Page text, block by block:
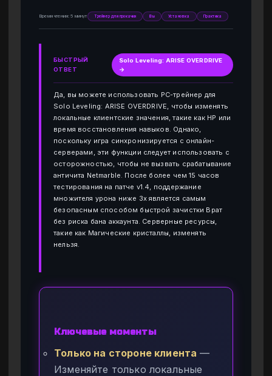
Время чтения: 5 минут Трейнер для прокачки Вы Установка Практика
БЫСТРЫЙ
ОТВЕТ
Solo Leveling: ARISE OVERDRIVE
→
Да, вы можете использовать PC-трейнер для
Solo Leveling: ARISE OVERDRIVE, чтобы изменять
локальные клиентские значения, такие как HP или
время восстановления навыков. Однако,
поскольку игра синхронизируется с онлайн-
серверами, эти функции следует использовать с
осторожностью, чтобы не вызвать срабатывание
античита Netmarble. После более чем 15 часов
тестирования на патче v1.4, поддержание
множителя урона ниже 3x является самым
безопасным способом быстрой зачистки Врат
без риска бана аккаунта. Серверные ресурсы,
такие как Магические кристаллы, изменять
нельзя.
Ключевые моменты
Только на стороне клиента —
Изменяйте только локальные